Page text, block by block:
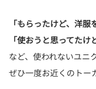
「もらったけど、洋服
「使おうと思ってたけ
など、使われないユニ
ぜひ一度お近くのトー